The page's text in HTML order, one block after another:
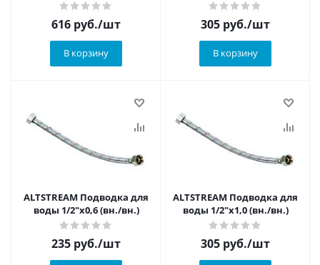
616 руб./шт
В корзину
305 руб./шт
В корзину
ALTSTREAM Подводка для
воды 1/2"x0,6 (вн./вн.)
235 руб./шт
ALTSTREAM Подводка для
воды 1/2"x1,0 (вн./вн.)
305 руб./шт